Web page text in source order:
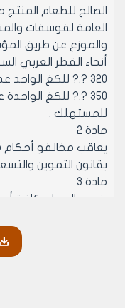
الصالح للطعام
والموزع عن طريق
أنحاء القطر العربي
320 ?.? للكغ الواحد عدد البيع من باعة المفرق للمستهلك .
350 ?.? للكغ
للمستهلك .
مادة 2
يعاقب مخالفو أحكام
بقانون التموين والتسعير رقم 123 لعام
مادة 3
ينهى العمل بكافة
ينشر هذا القرار ويبلغ